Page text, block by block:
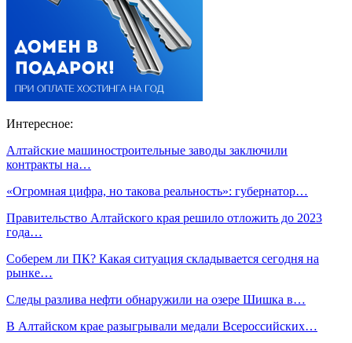
Интересное:
Алтайские машиностроительные заводы заключили
контракты на…
«Огромная цифра, но такова реальность»: губернатор…
Правительство Алтайского края решило отложить до 2023
года…
Соберем ли ПК? Какая ситуация складывается сегодня на
рынке…
Следы разлива нефти обнаружили на озере Шишка в…
В Алтайском крае разыгрывали медали Всероссийских…